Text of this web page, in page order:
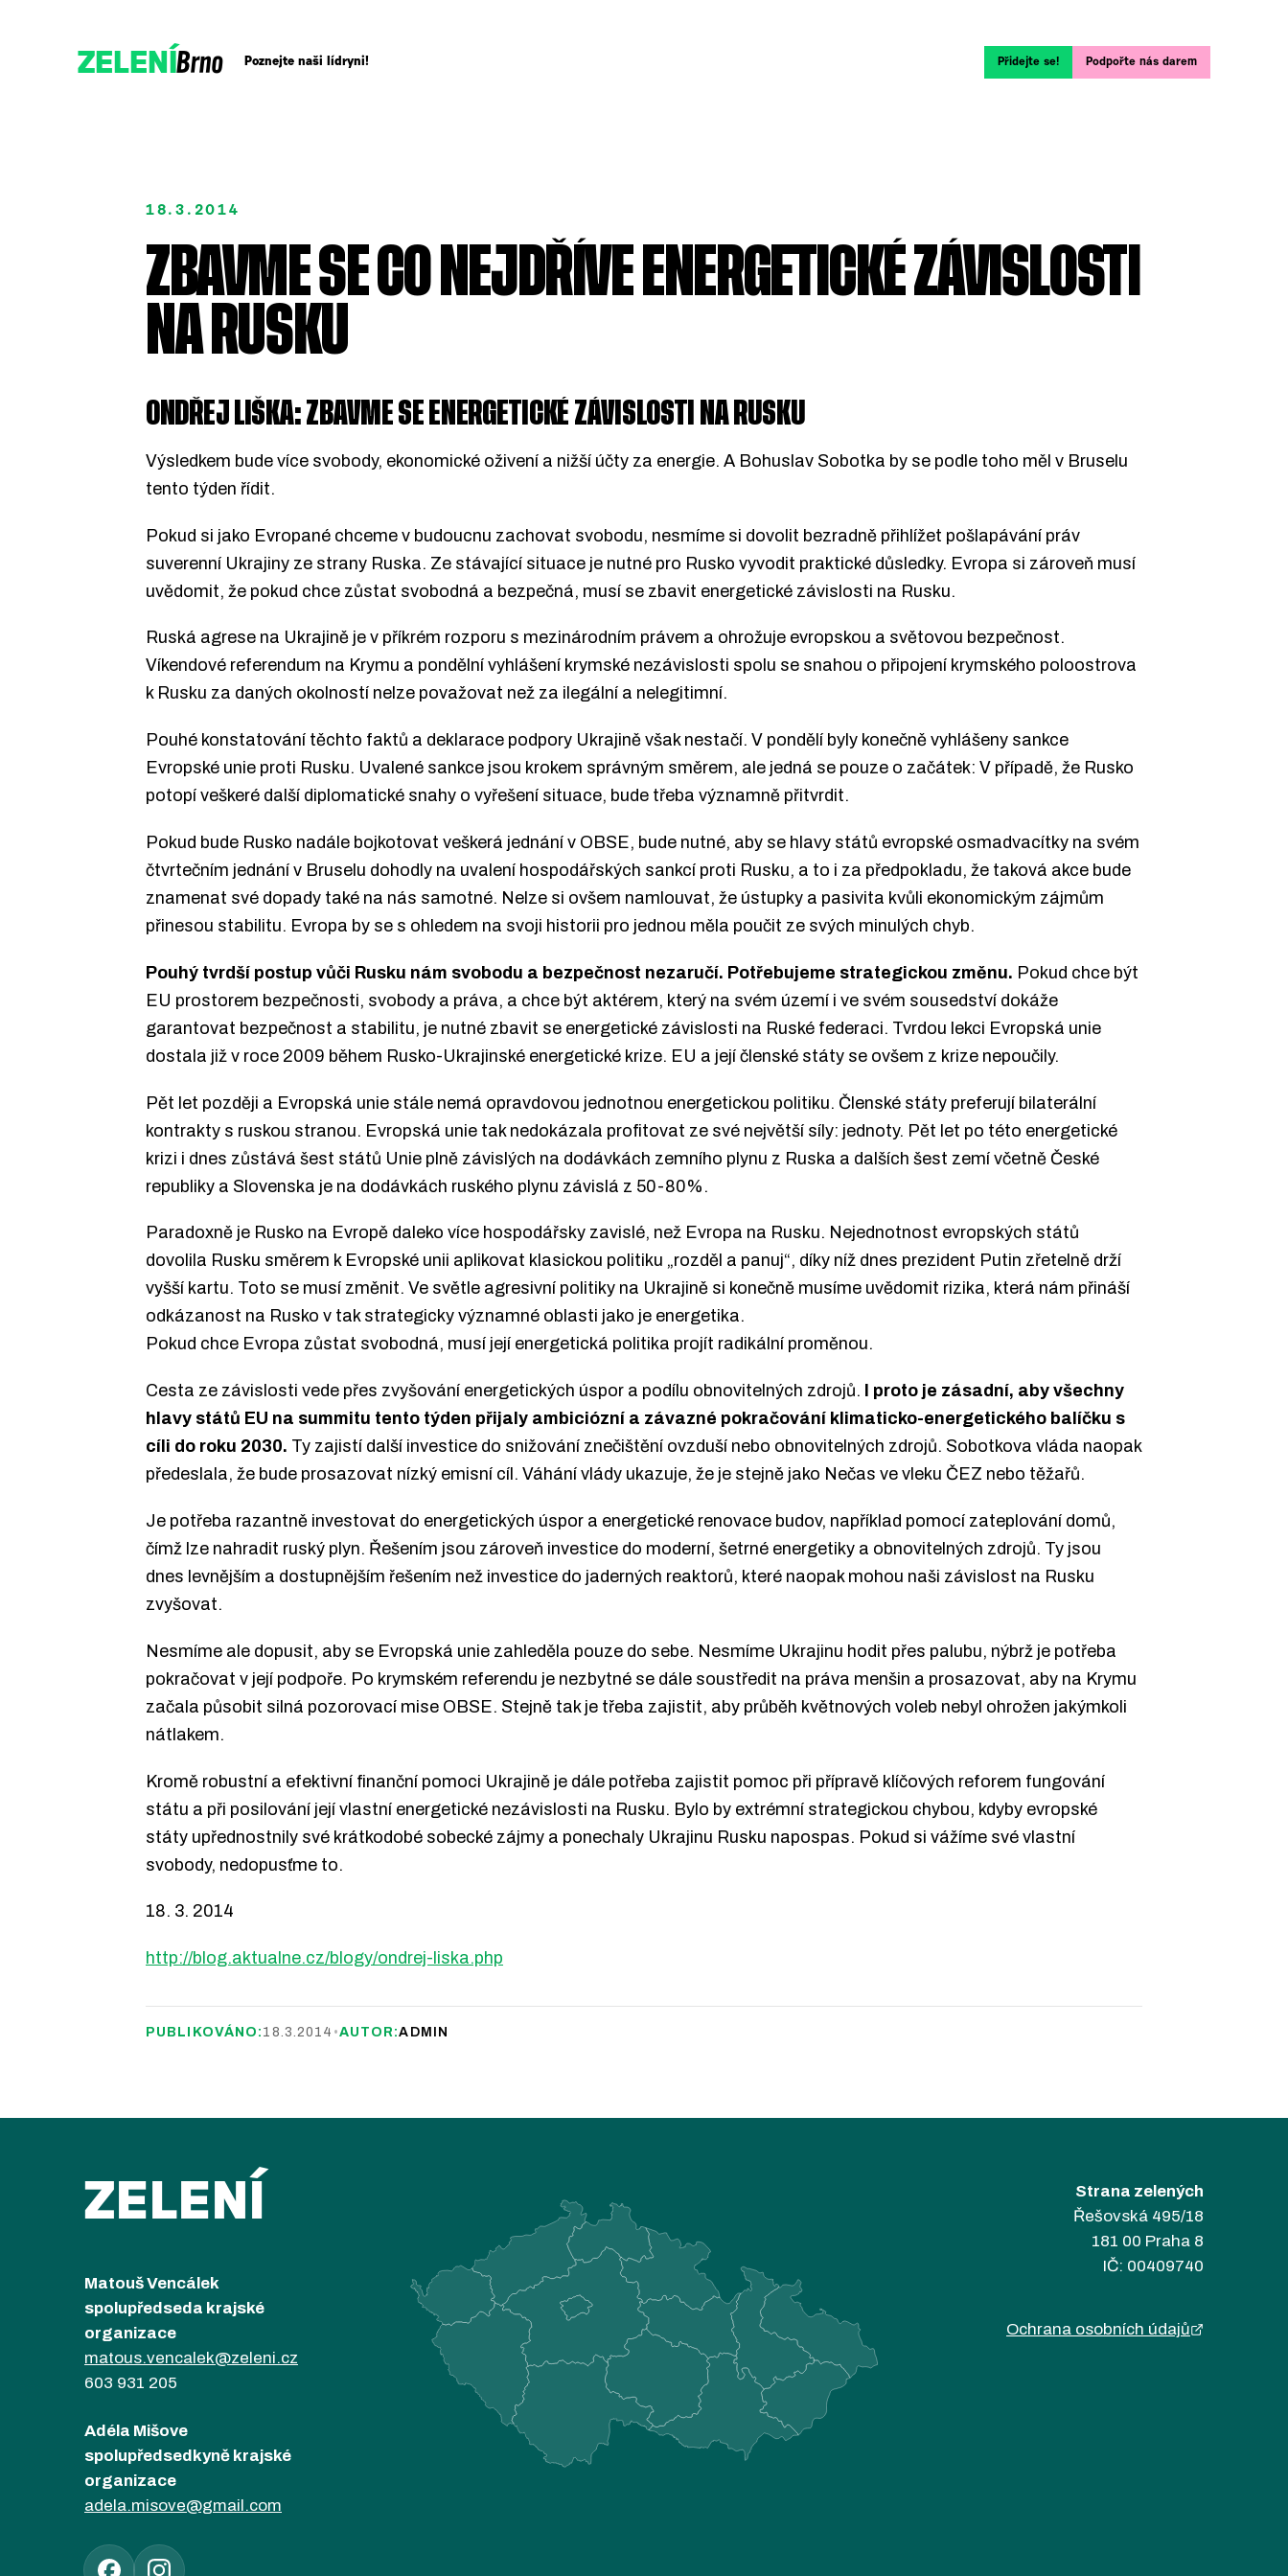
ZELENÍBrno Poznejte naši lídryni! Přidejte se! Podpořte nás darem
Podpořte nás darem
18.3.2014
ZBAVME SE CO NEJDŘÍVE ENERGETICKÉ ZÁVISLOSTI
NA RUSKU
ONDŘEJ LIŠKA: ZBAVME SE ENERGETICKÉ ZÁVISLOSTI NA RUSKU
Výsledkem bude více svobody, ekonomické oživení a nižší účty za energie. A Bohuslav Sobotka by se podle toho měl v Bruselu
tento týden řídit.
Pokud si jako Evropané chceme v budoucnu zachovat svobodu, nesmíme si dovolit bezradně přihlížet pošlapávání práv
suverenní Ukrajiny ze strany Ruska. Ze stávající situace je nutné pro Rusko vyvodit praktické důsledky. Evropa si zároveň musí
uvědomit, že pokud chce zůstat svobodná a bezpečná, musí se zbavit energetické závislosti na Rusku.
Ruská agrese na Ukrajině je v příkrém rozporu s mezinárodním právem a ohrožuje evropskou a světovou bezpečnost.
Víkendové referendum na Krymu a pondělní vyhlášení krymské nezávislosti spolu se snahou o připojení krymského poloostrova
k Rusku za daných okolností nelze považovat než za ilegální a nelegitimní.
Pouhé konstatování těchto faktů a deklarace podpory Ukrajině však nestačí. V pondělí byly konečně vyhlášeny sankce
Evropské unie proti Rusku. Uvalené sankce jsou krokem správným směrem, ale jedná se pouze o začátek: V případě, že Rusko
potopí veškeré další diplomatické snahy o vyřešení situace, bude třeba významně přitvrdit.
Pokud bude Rusko nadále bojkotovat veškerá jednání v OBSE, bude nutné, aby se hlavy států evropské osmadvacítky na svém
čtvrtečním jednání v Bruselu dohodly na uvalení hospodářských sankcí proti Rusku, a to i za předpokladu, že taková akce bude
znamenat své dopady také na nás samotné. Nelze si ovšem namlouvat, že ústupky a pasivita kvůli ekonomickým zájmům
přinesou stabilitu. Evropa by se s ohledem na svoji historii pro jednou měla poučit ze svých minulých chyb.
Pouhý tvrdší postup vůči Rusku nám svobodu a bezpečnost nezaručí. Potřebujeme strategickou změnu. Pokud chce být
EU prostorem bezpečnosti, svobody a práva, a chce být aktérem, který na svém území i ve svém sousedství dokáže
garantovat bezpečnost a stabilitu, je nutné zbavit se energetické závislosti na Ruské federaci. Tvrdou lekci Evropská unie
dostala již v roce 2009 během Rusko-Ukrajinské energetické krize. EU a její členské státy se ovšem z krize nepoučily.
Pět let později a Evropská unie stále nemá opravdovou jednotnou energetickou politiku. Členské státy preferují bilaterální
kontrakty s ruskou stranou. Evropská unie tak nedokázala profitovat ze své největší síly: jednoty. Pět let po této energetické
krizi i dnes zůstává šest států Unie plně závislých na dodávkách zemního plynu z Ruska a dalších šest zemí včetně České
republiky a Slovenska je na dodávkách ruského plynu závislá z 50-80%.
Paradoxně je Rusko na Evropě daleko více hospodářsky zavislé, než Evropa na Rusku. Nejednotnost evropských států
dovolila Rusku směrem k Evropské unii aplikovat klasickou politiku „rozděl a panuj“, díky níž dnes prezident Putin zřetelně drží
vyšší kartu. Toto se musí změnit. Ve světle agresivní politiky na Ukrajině si konečně musíme uvědomit rizika, která nám přináší
odkázanost na Rusko v tak strategicky významné oblasti jako je energetika.
Pokud chce Evropa zůstat svobodná, musí její energetická politika projít radikální proměnou.
Cesta ze závislosti vede přes zvyšování energetických úspor a podílu obnovitelných zdrojů.
I proto je zásadní, aby všechny
hlavy států EU na summitu tento týden přijaly ambiciózní a závazné pokračování klimaticko-energetického balíčku s
cíli do roku 2030. Ty zajistí další investice do snižování znečištění ovzduší nebo obnovitelných zdrojů. Sobotkova vláda naopak
předeslala, že bude prosazovat nízký emisní cíl. Váhání vlády ukazuje, že je stejně jako Nečas ve vleku ČEZ nebo těžařů.
Je potřeba razantně investovat do energetických úspor a energetické renovace budov, například pomocí zateplování domů,
čímž lze nahradit ruský plyn. Řešením jsou zároveň investice do moderní, šetrné energetiky a obnovitelných zdrojů. Ty jsou
dnes levnějším a dostupnějším řešením než investice do jaderných reaktorů, které naopak mohou naši závislost na Rusku
zvyšovat.
Nesmíme ale dopusit, aby se Evropská unie zahleděla pouze do sebe. Nesmíme Ukrajinu hodit přes palubu, nýbrž je potřeba
pokračovat v její podpoře. Po krymském referendu je nezbytné se dále soustředit na práva menšin a prosazovat, aby na Krymu
začala působit silná pozorovací mise OBSE. Stejně tak je třeba zajistit, aby průběh květnových voleb nebyl ohrožen jakýmkoli
nátlakem.
Kromě robustní a efektivní finanční pomoci Ukrajině je dále potřeba zajistit pomoc při přípravě klíčových reforem fungování
státu a při posilování její vlastní energetické nezávislosti na Rusku. Bylo by extrémní strategickou chybou, kdyby evropské
státy upřednostnily své krátkodobé sobecké zájmy a ponechaly Ukrajinu Rusku napospas. Pokud si vážíme své vlastní
svobody, nedopusťme to.
18. 3. 2014
http://blog.aktualne.cz/blogy/ondrej-liska.php
PUBLIKOVÁNO: 18.3.2014 •AUTOR:ADMIN
ZELENÍ
Matouš Vencálek
spolupředseda krajské
organizace
matous.vencalek@zeleni.cz
603 931 205
Adéla Mišove
spolupředsedkyně krajské
organizace
adela.misove@gmail.com
Strana zelených
Řešovská 495/18
181 00 Praha 8
IČ: 00409740
Ochrana osobních údajů